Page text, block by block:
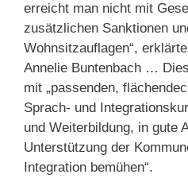
erreicht man nicht mit
zusätzlichen Sanktionen
Wohnsitzauflagen“,
Annelie Buntenbach …
mit „passenden,
Sprach- und
und Weiterbildung, in gute
Unterstützung der
Integration bemühen“.